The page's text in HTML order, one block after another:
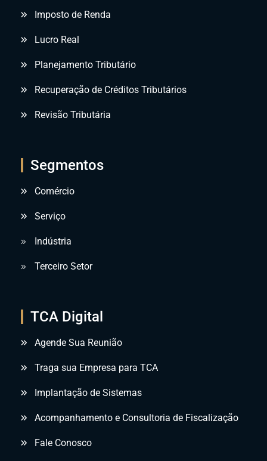
Imposto de Renda
Lucro Real
Planejamento Tributário
Recuperação de Créditos Tributários
Revisão Tributária
Segmentos
Comércio
Serviço
Indústria
Terceiro Setor
TCA Digital
Agende Sua Reunião
Traga sua Empresa para TCA
Implantação de Sistemas
Acompanhamento e Consultoria de Fiscalização
Fale Conosco